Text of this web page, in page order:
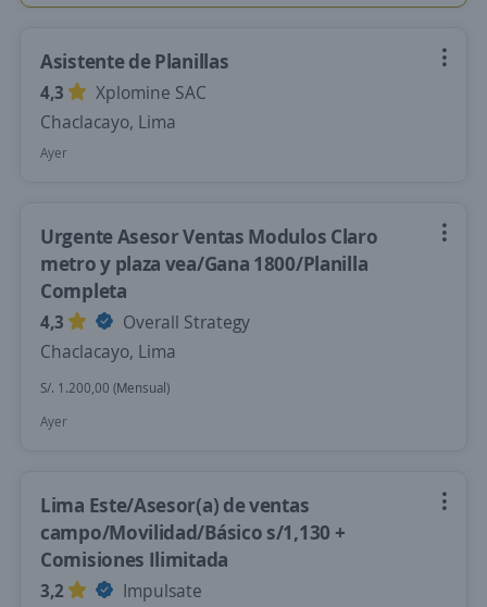
Asistente de Planillas
4,3
Xplomine SAC
Chaclacayo, Lima
Ayer
Urgente Asesor Ventas Modulos Claro
metro y plaza vea/Gana 1800/Planilla
Completa
4,3
Overall Strategy
Chaclacayo, Lima
S/. 1.200,00 (Mensual)
Ayer
Lima Este/Asesor(a) de ventas
campo/Movilidad/Básico s/1,130 +
Comisiones Ilimitada
3,2
Impulsate